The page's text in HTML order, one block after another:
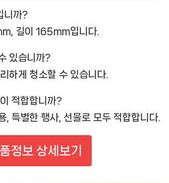
니까?
길이 165mm입니다.
있습니까?
하게 청소할 수 있습니다.
적합합니까?
, 특별한 행사, 선물로 모두 적합합니다.
정보 상세보기